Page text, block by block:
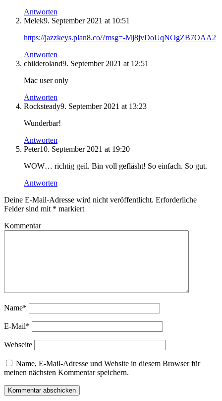
Antworten
Melek9. September 2021 at 10:51
https://jazzkeys.plan8.co/?msg=-Mj8jvDoUqNOgZB7OAA2
Antworten
childeroland9. September 2021 at 12:51
Mac user only
Antworten
Rocksteady9. September 2021 at 13:23
Wunderbar!
Antworten
Peter10. September 2021 at 19:20
WOW… richtig geil. Bin voll gefläsht! So einfach. So gut.
Antworten
Deine E-Mail-Adresse wird nicht veröffentlicht. Erforderliche
Felder sind mit * markiert
Kommentar
Name*
E-Mail*
Webseite
Name, E-Mail-Adresse und Website in diesem Browser für
meinen nächsten Kommentar speichern.